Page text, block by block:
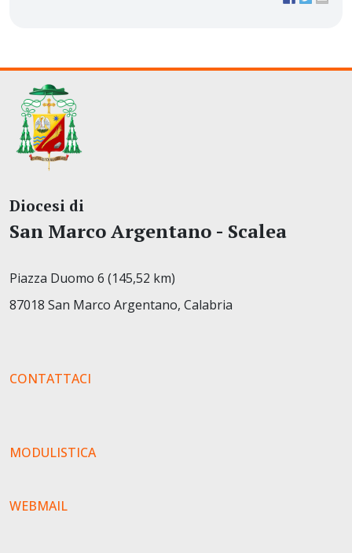
Diocesi di
San Marco Argentano - Scalea
Piazza Duomo 6 (145,52 km)
87018 San Marco Argentano, Calabria
CONTATTACI
MODULISTICA
WEBMAIL